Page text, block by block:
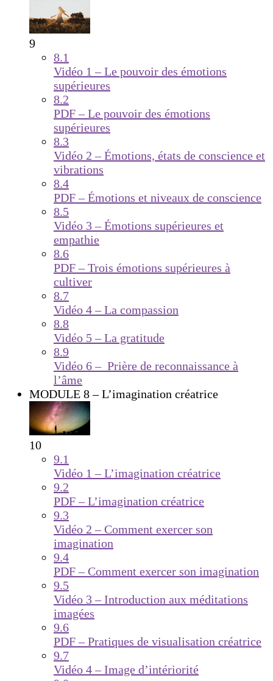
9
8.1
Vidéo 1 – Le pouvoir des émotions
supérieures
8.2
PDF – Le pouvoir des émotions
supérieures
8.3
Vidéo 2 – Émotions, états de conscience et
vibrations
8.4
PDF – Émotions et niveaux de conscience
8.5
Vidéo 3 – Émotions supérieures et
empathie
8.6
PDF – Trois émotions supérieures à
cultiver
8.7
Vidéo 4 – La compassion
8.8
Vidéo 5 – La gratitude
8.9
Vidéo 6 – Prière de reconnaissance à
l’âme
MODULE 8 – L’imagination créatrice
10
9.1
Vidéo 1 – L’imagination créatrice
9.2
PDF – L’imagination créatrice
9.3
Vidéo 2 – Comment exercer son
imagination
9.4
PDF – Comment exercer son imagination
9.5
Vidéo 3 – Introduction aux méditations
imagées
9.6
PDF – Pratiques de visualisation créatrice
9.7
Vidéo 4 – Image d’intériorité